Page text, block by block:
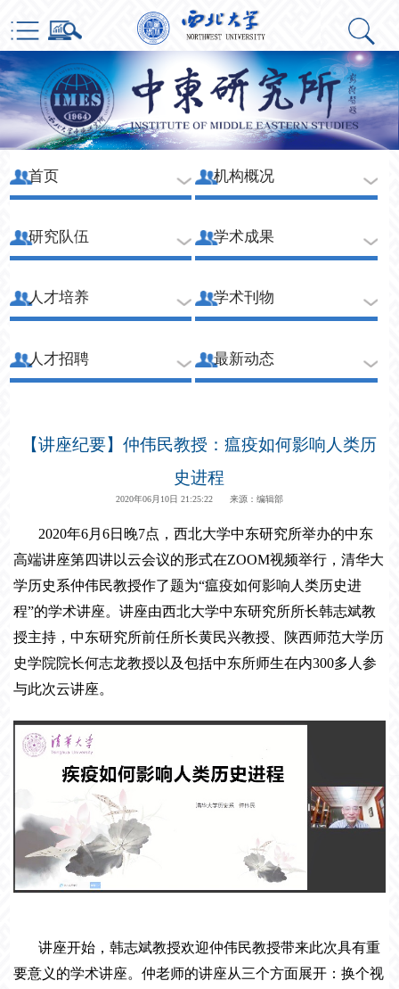
首页 机构概况
研究队伍 学术成果
人才培养 学术刊物
人才招聘 最新动态
【讲座纪要】仲伟民教授：瘟疫如何影响人类历
史进程
2020年06月10日 21:25:22 来源：编辑部
2020年6月6日晚7点，西北大学中东研究所举办的中东
高端讲座第四讲以云会议的形式在ZOOM视频举行，清华大
学历史系仲伟民教授作了题为“瘟疫如何影响人类历史进
程”的学术讲座。讲座由西北大学中东研究所所长韩志斌教
授主持，中东研究所前任所长黄民兴教授、陕西师范大学历
史学院院长何志龙教授以及包括中东所师生在内300多人参
与此次云讲座。
讲座开始，韩志斌教授欢迎仲伟民教授带来此次具有重
要意义的学术讲座。仲老师的讲座从三个方面展开：换个视